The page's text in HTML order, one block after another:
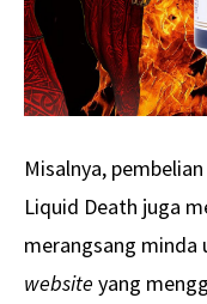
Misalnya,
Liquid Death juga
merangsang minda
website yang